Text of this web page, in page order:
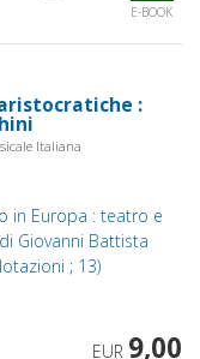
E-BOOK
:
Italiana
in Europa : teatro e
Giovanni Battista
; 13)
EUR 9,00